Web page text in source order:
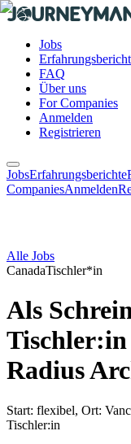
Jobs
FAQ
Über uns
For Companies
Anmelden
Registrieren
JobsErfahrungsberichte
CompaniesAnmelden
Alle Jobs
CanadaTischler*in
Als
Tischler:in
Radius
Start: flexibel, Ort:
Tischler:in